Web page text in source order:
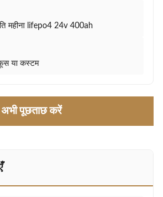
महीना lifepo4 24v 400ah
या कस्टम
अभी पूछताछ करें